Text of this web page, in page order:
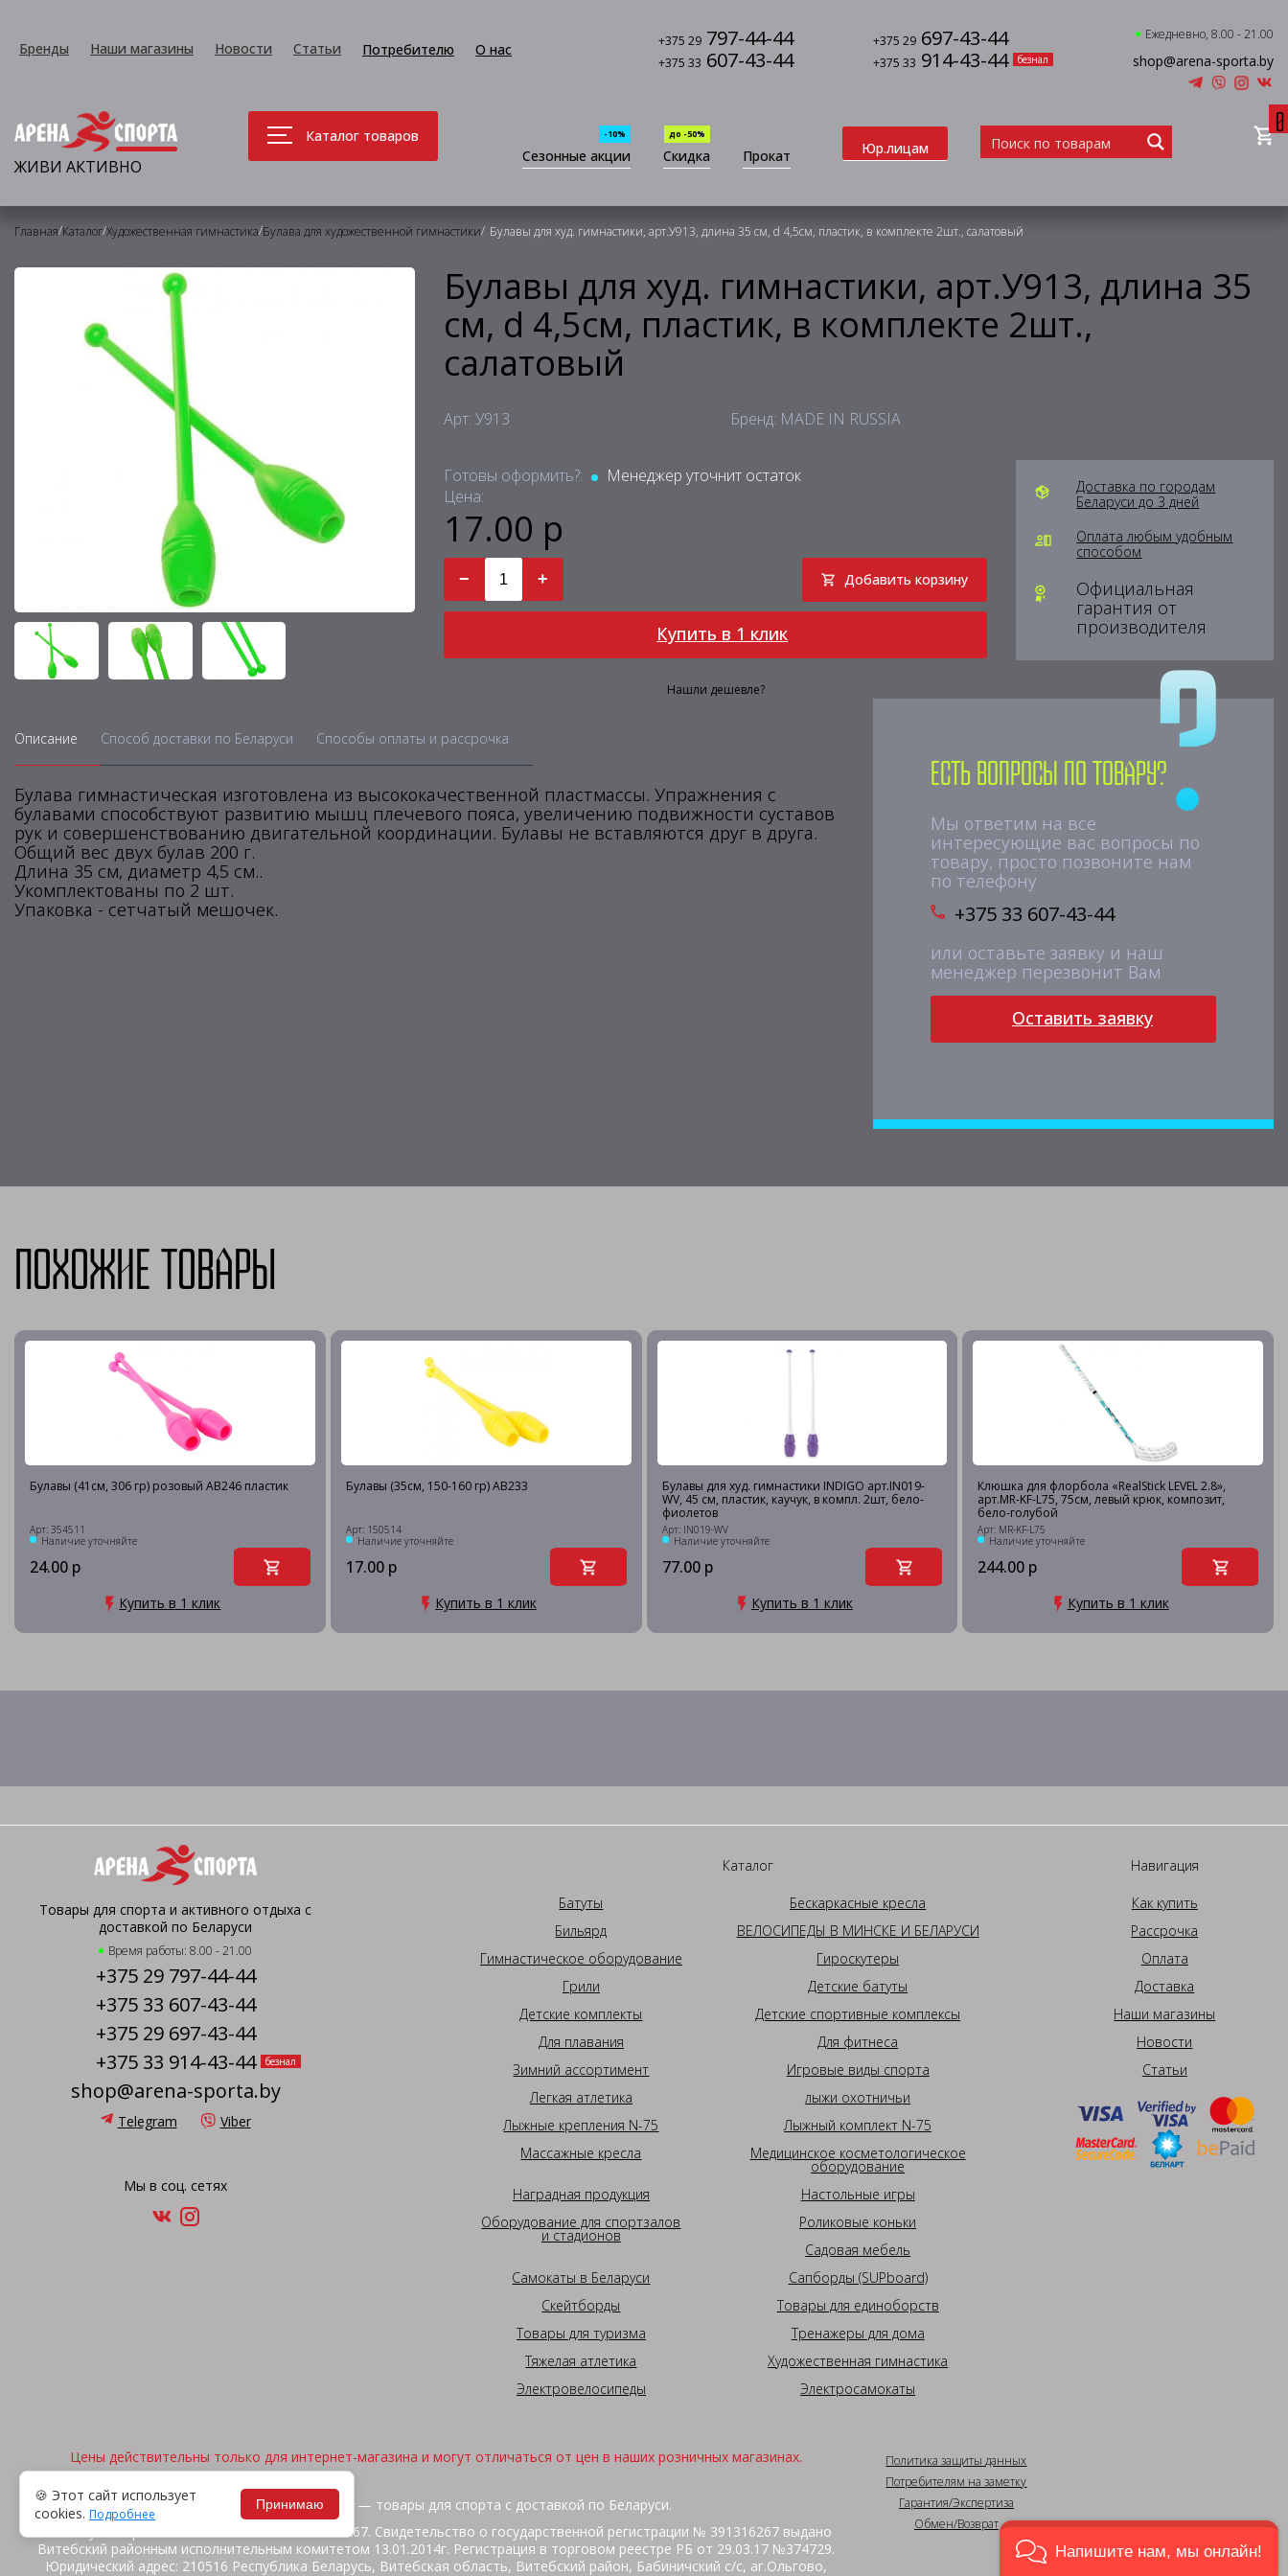
Бренды Наши магазины Новости Статьи Потребителю О нас +375 29 797-44-44 +375 29 697-43-44
+375 33 607-43-44 +375 33 914-43-44 безнал
Ежедневно, 8.00 - 21.00
shop@arena-sporta.by
ЖИВИ АКТИВНО
Каталог товаров
Сезонные акции
-10%
Скидка
до -50%
Прокат Юр.лицам
0
Главная/Каталог/Художественная гимнастика/Булава для художественной гимнастики/ Булавы для худ. гимнастики, арт.У913, длина 35 см, d 4,5см, пластик, в комплекте 2шт., салатовый
Булавы для худ. гимнастики, арт.У913, длина 35
см, d 4,5см, пластик, в комплекте 2шт.,
салатовый
Арт: У913 Бренд: MADE IN RUSSIA
Готовы оформить?:
Менеджер уточнит остаток
Цена:
17.00 р
− + Добавить корзину
Купить в 1 клик
Нашли дешевле?
Доставка по городам
Беларуси до 3 дней
Оплата любым удобным
способом
Официальная
гарантия от
производителя
Описание Способ доставки по Беларуси Способы оплаты и рассрочка
Булава гимнастическая изготовлена из высококачественной пластмассы. Упражнения с
булавами способствуют развитию мышц плечевого пояса, увеличению подвижности суставов
рук и совершенствованию двигательной координации. Булавы не вставляются друг в друга.
Общий вес двух булав 200 г.
Длина 35 см, диаметр 4,5 см..
Укомплектованы по 2 шт.
Упаковка - сетчатый мешочек.
Есть вопросы по товару?
Мы ответим на все
интересующие вас вопросы по
товару, просто позвоните нам
по телефону
+375 33 607-43-44
или оставьте заявку и наш
менеджер перезвонит Вам
Оставить заявку
Похожие товары
Булавы (41см, 306 гр) розовый AB246 пластик
Арт: 354511
Наличие уточняйте
24.00 р
Купить в 1 клик
Булавы (35см, 150-160 гр) AB233
Арт: 150514
Наличие уточняйте
17.00 р
Купить в 1 клик
Булавы для худ. гимнастики INDIGO арт.IN019-
WV, 45 см, пластик, каучук, в компл. 2шт, бело-
фиолетов
Арт: IN019-WV
Наличие уточняйте
77.00 р
Купить в 1 клик
Клюшка для флорбола «RealStick LEVEL 2.8»,
арт.MR-KF-L75, 75см, левый крюк, композит,
бело-голубой
Арт: MR-KF-L75
Наличие уточняйте
244.00 р
Купить в 1 клик
Товары для спорта и активного отдыха с
доставкой по Беларуси
Время работы: 8.00 - 21.00
+375 29 797-44-44
+375 33 607-43-44
+375 29 697-43-44
+375 33 914-43-44
безнал
shop@arena-sporta.by
Telegram Viber
Мы в соц. сетях
Каталог
Батуты
Бескаркасные кресла
Бильярд
ВЕЛОСИПЕДЫ В МИНСКЕ И БЕЛАРУСИ
Гимнастическое оборудование
Гироскутеры
Грили
Детские батуты
Детские комплекты
Детские спортивные комплексы
Для плавания
Для фитнеса
Зимний ассортимент
Игровые виды спорта
Легкая атлетика
лыжи охотничьи
Лыжные крепления N-75
Лыжный комплект N-75
Массажные кресла
Медицинское косметологическое
оборудование
Наградная продукция
Настольные игры
Оборудование для спортзалов
и стадионов
Роликовые коньки
Садовая мебель
Самокаты в Беларуси
Сапборды (SUPboard)
Скейтборды
Товары для единоборств
Товары для туризма
Тренажеры для дома
Тяжелая атлетика
Художественная гимнастика
Электровелосипеды
Электросамокаты
Навигация
Как купить
Рассрочка
Оплата
Доставка
Наши магазины
Новости
Статьи
Цены действительны только для интернет-магазина и могут отличаться от цен в наших розничных магазинах.
2026, © "Арена спорта" — товары для спорта с доставкой по Беларуси.
ИП Жакуть Вероника Витальевна. УНП 391316267. Свидетельство о государственной регистрации № 391316267 выдано
Витебский районным исполнительным комитетом 13.01.2014г. Регистрация в торговом реестре РБ от 29.03.17 №374729.
Юридический адрес: 210516 Республика Беларусь, Витебская область, Витебский район, Бабиничский с/с, аг.Ольгово,
Политика защиты данных
Потребителям на заметку
Гарантия/Экспертиза
Обмен/Возврат
🍪 Этот сайт использует
cookies. Подробнее
Принимаю
Напишите нам, мы онлайн!